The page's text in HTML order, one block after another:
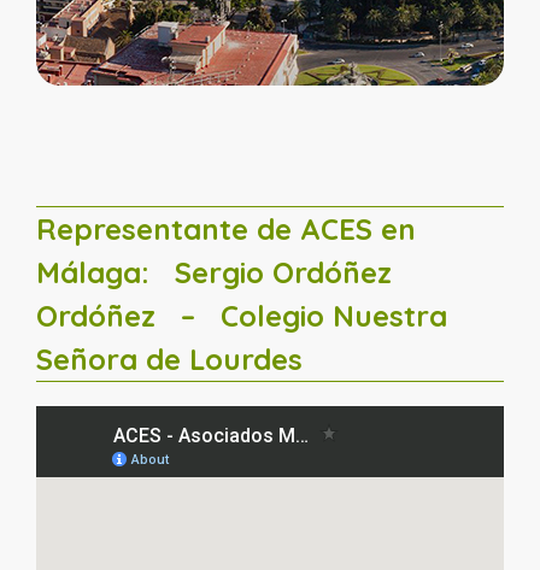
Representante de ACES en
Málaga:
Sergio Ordóñez
Ordóñez
– Colegio Nuestra
Señora de Lourdes